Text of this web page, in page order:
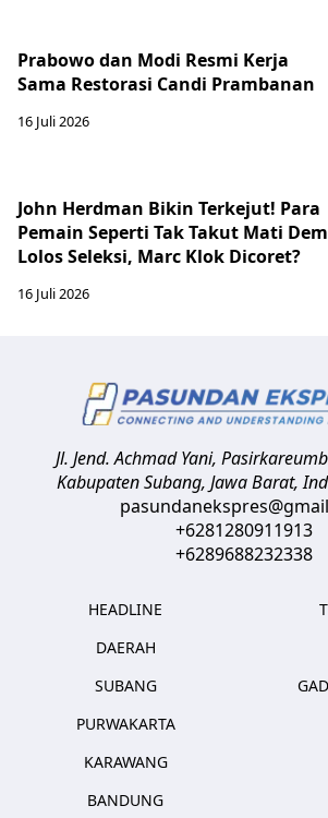
Prabowo dan Modi Resmi Kerja
Sama Restorasi Candi Prambanan
16 Juli 2026
John Herdman Bikin Terkejut! Para
Pemain Seperti Tak Takut Mati
Lolos Seleksi, Marc Klok Dicoret?
16 Juli 2026
Jl. Jend. Achmad Yani,
Kabupaten Subang, Jawa Barat,
+6281280911913
+6289688232338
HEADLINE
DAERAH
SUBANG
PURWAKARTA
KARAWANG
BANDUNG